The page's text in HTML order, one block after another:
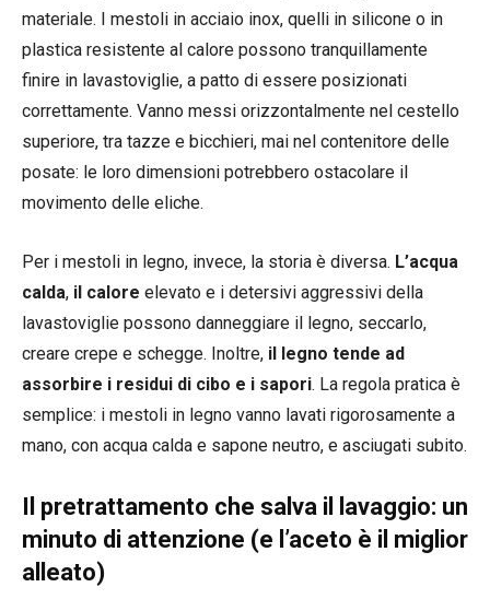
materiale. I mestoli in acciaio inox, quelli in silicone o in
plastica resistente al calore possono tranquillamente
finire in lavastoviglie, a patto di essere posizionati
correttamente. Vanno messi orizzontalmente nel cestello
superiore, tra tazze e bicchieri, mai nel contenitore delle
posate: le loro dimensioni potrebbero ostacolare il
movimento delle eliche.
Per i mestoli in legno, invece, la storia è diversa. L’acqua
calda, il calore elevato e i detersivi aggressivi della
lavastoviglie possono danneggiare il legno, seccarlo,
creare crepe e schegge. Inoltre, il legno tende ad
assorbire i residui di cibo e i sapori. La regola pratica è
semplice: i mestoli in legno vanno lavati rigorosamente a
mano, con acqua calda e sapone neutro, e asciugati subito.
Il pretrattamento che salva il lavaggio: un
minuto di attenzione (e l’aceto è il miglior
alleato)